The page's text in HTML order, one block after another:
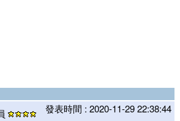
發表時間 : 2020-11-29 22:38:44